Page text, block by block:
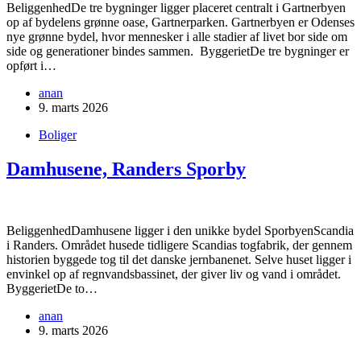
BeliggenhedDe tre bygninger ligger placeret centralt i Gartnerbyen
op af bydelens grønne oase, Gartnerparken. Gartnerbyen er Odenses
nye grønne bydel, hvor mennesker i alle stadier af livet bor side om
side og generationer bindes sammen. ByggerietDe tre bygninger er
opført i…
anan
9. marts 2026
Boliger
Damhusene, Randers Sporby
BeliggenhedDamhusene ligger i den unikke bydel SporbyenScandia
i Randers. Området husede tidligere Scandias togfabrik, der gennem
historien byggede tog til det danske jernbanenet. Selve huset ligger i
envinkel op af regnvandsbassinet, der giver liv og vand i området.
ByggerietDe to…
anan
9. marts 2026